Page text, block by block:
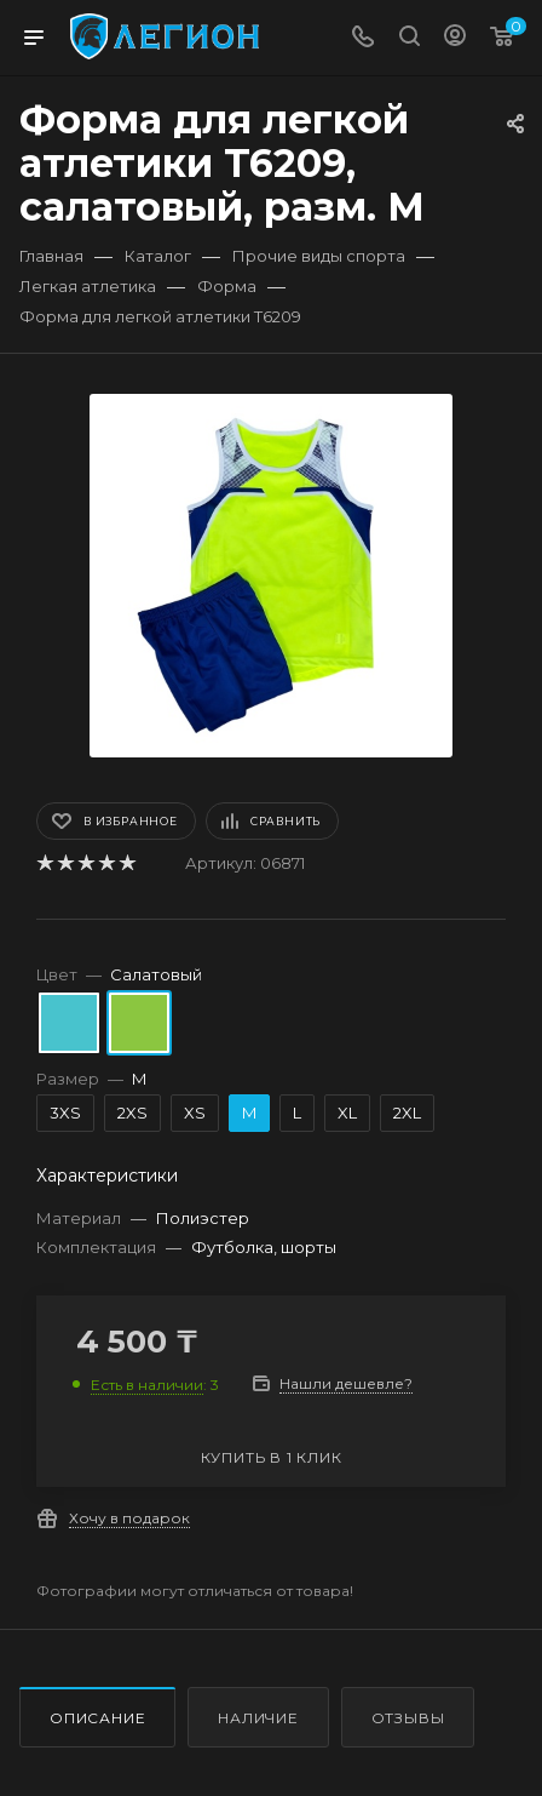
0
Форма для легкой
атлетики T6209,
салатовый, разм. M
Главная — Каталог — Прочие виды спорта —
Легкая атлетика — Форма —
Форма для легкой атлетики T6209
В ИЗБРАННОЕ СРАВНИТЬ
Артикул: 06871
Цвет — Салатовый
Размер — M
3XS
2XS XS M L XL 2XL
Характеристики
Материал — Полиэстер
Комплектация — Футболка, шорты
4 500 ₸
Есть в наличии: 3 Нашли дешевле?
КУПИТЬ В 1 КЛИК
Хочу в подарок
Фотографии могут отличаться от товара!
ОПИСАНИЕ НАЛИЧИЕ ОТЗЫВЫ